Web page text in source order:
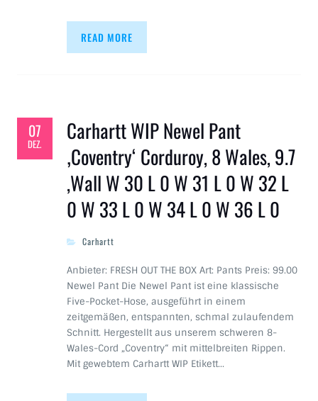
READ MORE
07
DEZ.
Carhartt WIP Newel Pant
‚Coventry‘ Corduroy, 8 Wales, 9.7
,Wall W 30 L 0 W 31 L 0 W 32 L
0 W 33 L 0 W 34 L 0 W 36 L 0
Carhartt
Anbieter: FRESH OUT THE BOX Art: Pants Preis: 99.00
Newel Pant Die Newel Pant ist eine klassische
Five-Pocket-Hose, ausgeführt in einem
zeitgemäßen, entspannten, schmal zulaufendem
Schnitt. Hergestellt aus unserem schweren 8-
Wales-Cord „Coventry“ mit mittelbreiten Rippen.
Mit gewebtem Carhartt WIP Etikett…